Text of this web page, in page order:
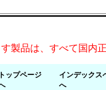
製品は、すべて国内
トップページ
インデックス
へ